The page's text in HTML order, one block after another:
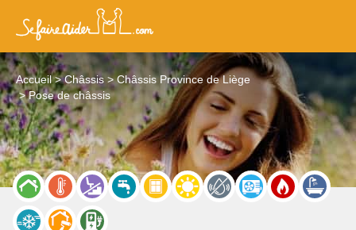
Accueil Châssis
Châssis Province de Liège
Pose de châssis